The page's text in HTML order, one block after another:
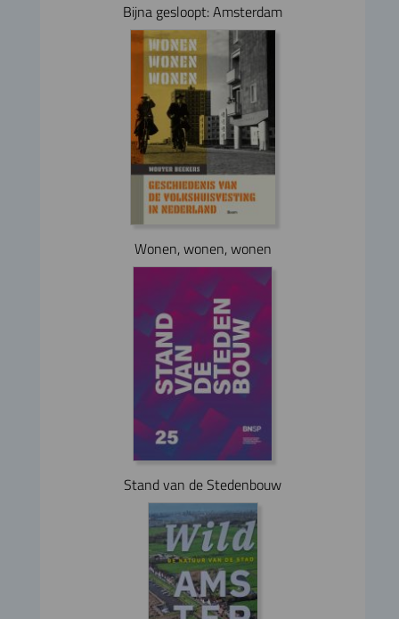
Bijna gesloopt: Amsterdam
Wonen, wonen, wonen
Stand van de Stedenbouw